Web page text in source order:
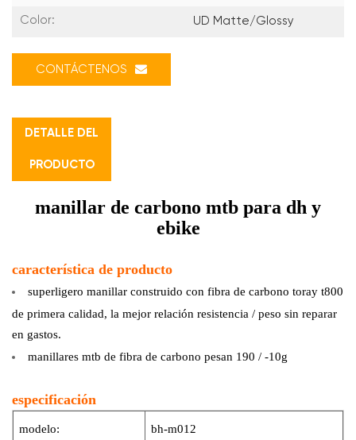
Color: UD Matte/Glossy
CONTÁCTENOS
DETALLE DEL
PRODUCTO
manillar de carbono mtb para dh y
ebike
característica de producto
superligero manillar construido con fibra de carbono toray t800
de primera calidad, la mejor relación resistencia / peso sin reparar
en gastos.
manillares mtb de fibra de carbono pesan 190 / -10g
especificación
modelo: bh-m012